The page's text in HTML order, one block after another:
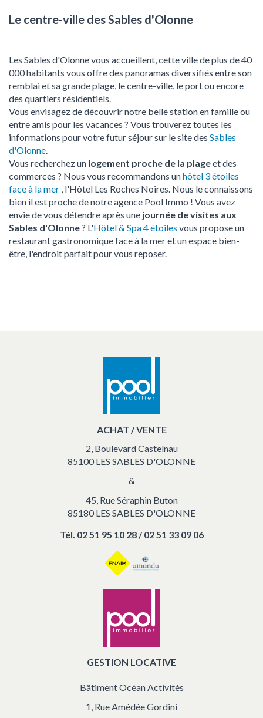
Le centre-ville des Sables d'Olonne
Les Sables d'Olonne vous accueillent, cette ville de plus de 40
000 habitants vous offre des panoramas diversifiés entre son
remblai et sa grande plage, le centre-ville, le port ou encore
des quartiers résidentiels.
Vous envisagez de découvrir notre belle station en famille ou
entre amis pour les vacances ? Vous trouverez toutes les
informations pour votre futur séjour sur le site des Sables
d'Olonne
Vous recherchez un logement proche de la plageet des
commerces ? Nous vous recommandons unhôtel 3 étoiles
face à la mer , l'Hôtel Les Roches Noires. Nous le connaissons
bien il est proche de notre agence Pool Immo ! Vous avez
envie de vous détendre après une journée de visites aux
Sables d'Olonne? L'Hôtel & Spa 4 étoiles vous propose un
restaurant gastronomique face à la mer et un espace bien-
être, l'endroit parfait pour vous reposer.
ACHAT / VENTE
2, Boulevard Castelnau
85100 LES SABLES D'OLONNE
&
45, Rue Séraphin Buton
85180 LES SABLES D'OLONNE
Tél. 02 51 95 10 28 / 02 51 33 09 06
GESTION LOCATIVE
Bâtiment Océan Activités
1, Rue Amédée Gordini